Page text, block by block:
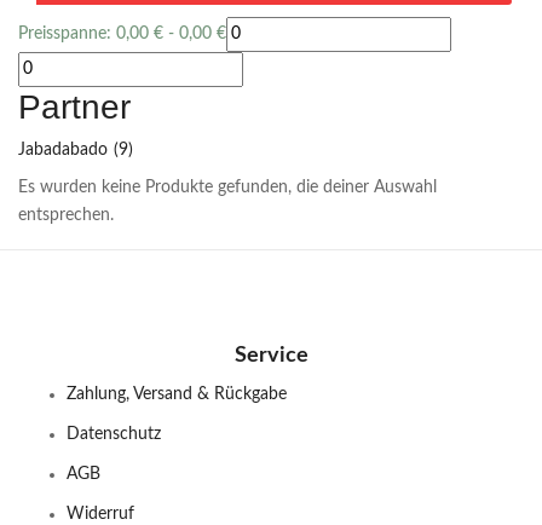
Preisspanne: 0,00 € - 0,00 €
Partner
Jabadabado (9)
Es wurden keine Produkte gefunden, die deiner Auswahl
entsprechen.
Service
Zahlung, Versand & Rückgabe
Datenschutz
AGB
Widerruf